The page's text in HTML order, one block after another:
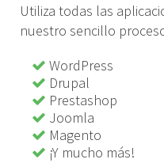
Utiliza todas las
nuestro sencillo
WordPress
Drupal
Prestashop
Joomla
Magento
¡Y mucho más!